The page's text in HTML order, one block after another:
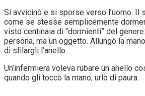
Si avvicinò e si sporse verso l’uomo. Il
come se stesse semplicemente
visto centinaia di “dormienti” del
persona, ma un oggetto. Allungò la
di sfilargli l’anello.
Un’infermiera voleva rubare un anello
quando gli toccò la mano, urlò di paura.